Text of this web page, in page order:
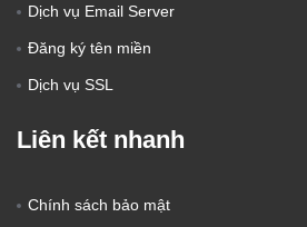
Dịch vụ Email Server
Đăng ký tên miền
Dịch vụ SSL
Liên kết nhanh
Chính sách bảo mật